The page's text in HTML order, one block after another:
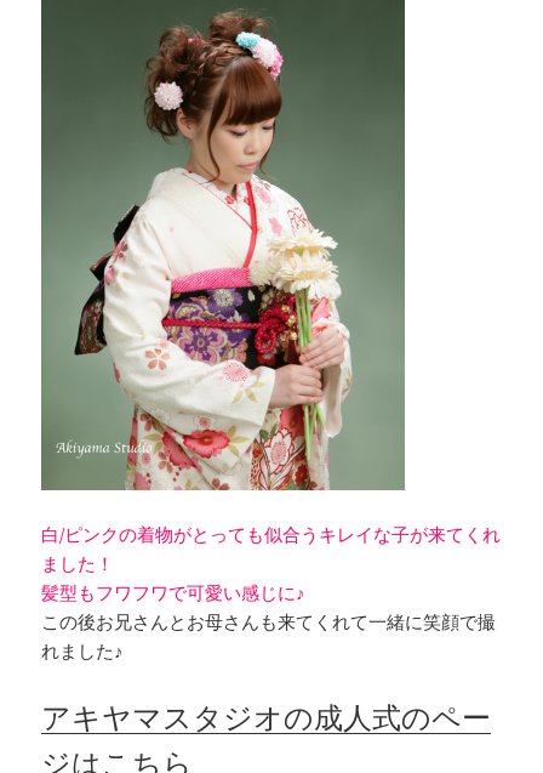
白/ピンクの着物がとっても似合うキレイな子が来てくれ
ました！
髪型もフワフワで可愛い感じに♪
この後お兄さんとお母さんも来てくれて一緒に笑顔で撮
れました♪
アキヤマスタジオの成人式のペー
ジはこちら